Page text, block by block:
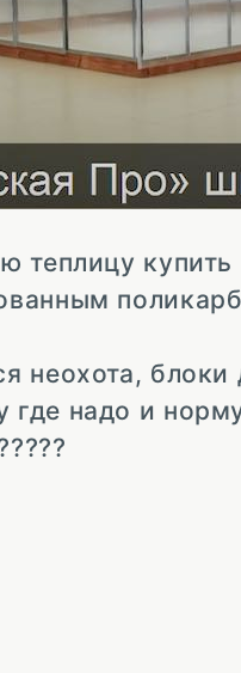
теплицу
неохота,
надо и